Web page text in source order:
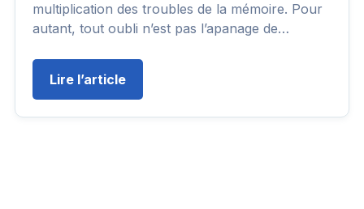
multiplication des troubles de la mémoire. Pour
autant, tout oubli n’est pas l’apanage de…
Lire l’article